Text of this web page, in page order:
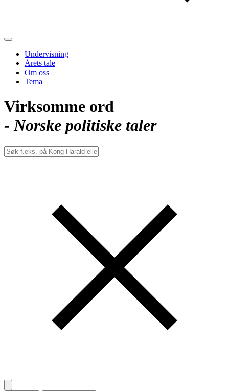
Undervisning
Årets tale
Om oss
Tema
Virksomme ord
- Norske politiske taler